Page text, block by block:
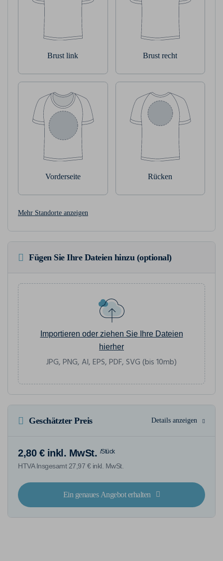
Brust link Brust recht
Vorderseite Rücken
Mehr Standorte anzeigen
Fügen Sie Ihre Dateien hinzu (optional)
Importieren oder ziehen Sie Ihre Dateien
hierher
JPG, PNG, AI, EPS, PDF, SVG (bis 10mb)
Geschätzter Preis Details anzeigen
2,80 € inkl. MwSt. /Stück
HTVA Insgesamt 27,97 € inkl. MwSt.
Ein genaues Angebot erhalten